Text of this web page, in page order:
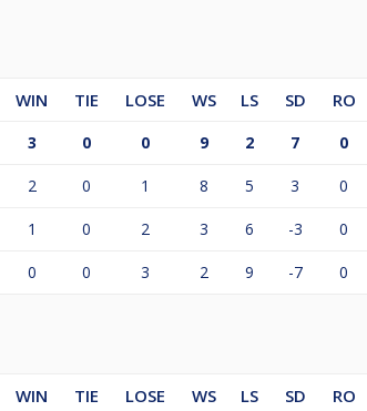
WIN TIE LOSE WS LS SD RO
3 0 0 9 2 7 0
2 0 1 8 5 3 0
1 0 2 3 6 -3 0
0 0 3 2 9 -7 0
WIN TIE LOSE WS LS SD RO